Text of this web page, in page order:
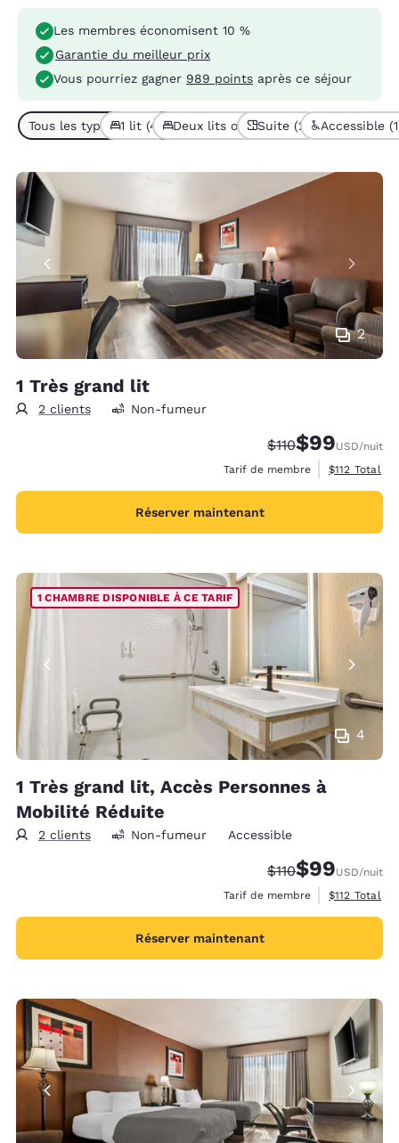
Les membres économisent 10 %
Garantie du meilleur prix
Vous pourriez gagner 989 points après ce séjour
Tous les types de chambres (6)
1 lit (4) Deux lits ou plus (2)
Suite (2) Accessible
2
1 Très grand lit
2 clients Non-fumeur
Tarif barré :
$110Tarif réduit :
$99USD/nuit
Tarif de membre
Afficher les
$112 Total
Réserver maintenant
4
1 CHAMBRE DISPONIBLE À CE TARIF
1 Très grand lit, Accès Personnes à
Mobilité Réduite
2 clients Non-fumeur Accessible
Tarif barré :
$110Tarif réduit :
$99USD/nuit
Tarif de membre
Afficher les
$112 Total
Réserver maintenant